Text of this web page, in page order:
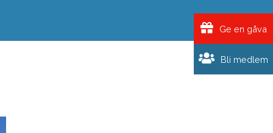
Bli medlem
Ge en gåva